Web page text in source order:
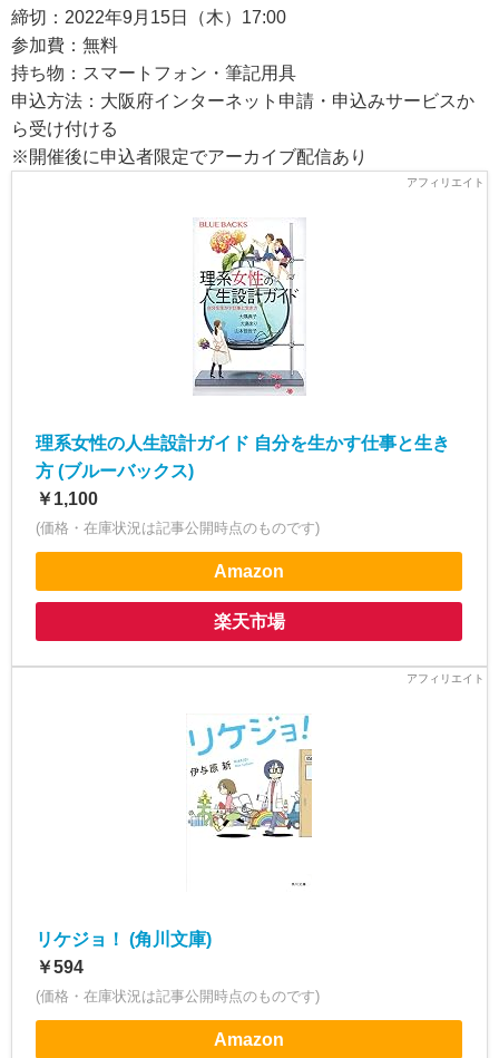
締切：2022年9月15日（木）17:00
参加費：無料
持ち物：スマートフォン・筆記用具
申込方法：大阪府インターネット申請・申込みサービスか
ら受け付ける
※開催後に申込者限定でアーカイブ配信あり
理系女性の人生設計ガイド 自分を生かす仕事と生き
方 (ブルーバックス)
￥1,100
(価格・在庫状況は記事公開時点のものです)
Amazon
楽天市場
リケジョ！ (角川文庫)
￥594
(価格・在庫状況は記事公開時点のものです)
Amazon